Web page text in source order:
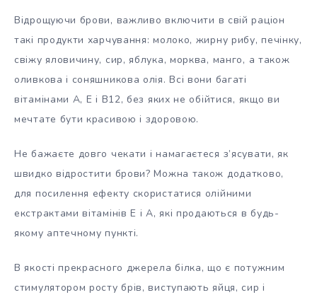
Відрощуючи брови, важливо включити в свій раціон
такі продукти харчування: молоко, жирну рибу, печінку,
свіжу яловичину, сир, яблука, морква, манго, а також
оливкова і соняшникова олія. Всі вони багаті
вітамінами А, Е і В12, без яких не обійтися, якщо ви
мечтате бути красивою і здоровою.
Не бажаєте довго чекати і намагаєтеся з’ясувати, як
швидко відростити брови? Можна також додатково,
для посилення ефекту скористатися олійними
екстрактами вітамінів Е і А, які продаються в будь-
якому аптечному пункті.
В якості прекрасного джерела білка, що є потужним
стимулятором росту брів, виступають яйця, сир і